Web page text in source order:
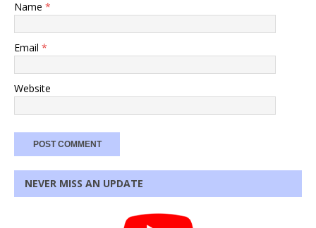
Name *
Email *
Website
NEVER MISS AN UPDATE